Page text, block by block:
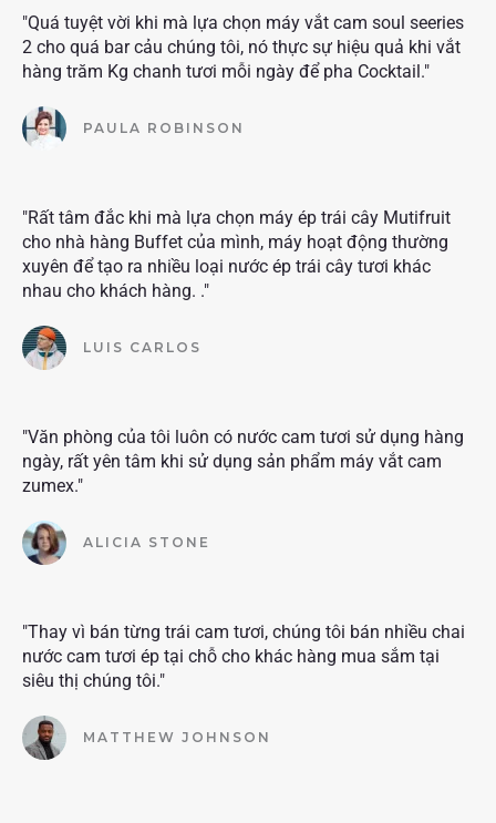
"Quá tuyệt vời khi mà lựa chọn máy vắt cam soul seeries
2 cho quá bar cảu chúng tôi, nó thực sự hiệu quả khi vắt
hàng trăm Kg chanh tươi mỗi ngày để pha Cocktail."
PAULA ROBINSON
"Rất tâm đắc khi mà lựa chọn máy ép trái cây Mutifruit
cho nhà hàng Buffet của mình, máy hoạt động thường
xuyên để tạo ra nhiều loại nước ép trái cây tươi khác
nhau cho khách hàng. ."
LUIS CARLOS
"Văn phòng của tôi luôn có nước cam tươi sử dụng hàng
ngày, rất yên tâm khi sử dụng sản phẩm máy vắt cam
zumex."
ALICIA STONE
"Thay vì bán từng trái cam tươi, chúng tôi bán nhiều chai
nước cam tươi ép tại chỗ cho khác hàng mua sắm tại
siêu thị chúng tôi."
MATTHEW JOHNSON